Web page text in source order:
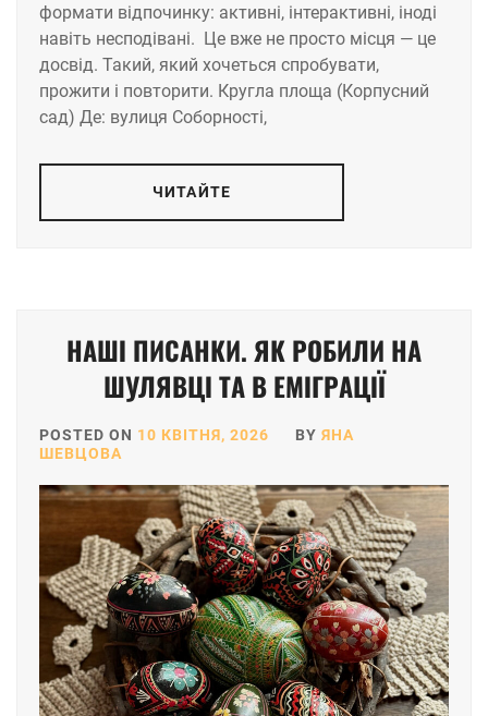
формати відпочинку: активні, інтерактивні, іноді
навіть несподівані. Це вже не просто місця — це
досвід. Такий, який хочеться спробувати,
прожити і повторити. Кругла площа (Корпусний
сад) Де: вулиця Соборності,
ЧИТАЙТЕ
НАШІ ПИСАНКИ. ЯК РОБИЛИ НА
ШУЛЯВЦІ ТА В ЕМІГРАЦІЇ
POSTED ON 10 КВІТНЯ, 2026 BY ЯНА
ШЕВЦОВА